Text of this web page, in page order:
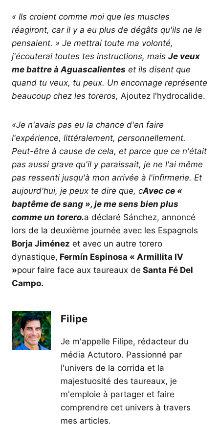
« Ils croient comme moi que les muscles
réagiront, car il y a eu plus de dégâts qu'ils ne le
pensaient. » Je mettrai toute ma volonté,
j'écouterai toutes tes instructions, mais Je veux
me battre à Aguascalientes et ils disent que
quand tu veux, tu peux. Un encornage représente
beaucoup chez les toreros, Ajoutez l'hydrocalide.
«Je n'avais pas eu la chance d'en faire
l'expérience, littéralement, personnellement.
Peut-être à cause de cela, et parce que ce n'était
pas aussi grave qu'il y paraissait, je ne l'ai même
pas ressenti jusqu'à mon arrivée à l'infirmerie. Et
aujourd'hui, je peux te dire que, cAvec ce «
baptême de sang », je me sens bien plus
comme un torero.a déclaré Sánchez, annoncé
lors de la deuxième journée avec les Espagnols
Borja Jiménez et avec un autre torero
dynastique, Fermín Espinosa « Armillita IV
»pour faire face aux taureaux de Santa Fé Del
Campo.
Filipe
Je m'appelle Filipe, rédacteur du
média Actutoro. Passionné par
l'univers de la corrida et la
majestuosité des taureaux, je
m'emploie à partager et faire
comprendre cet univers à travers
mes articles.